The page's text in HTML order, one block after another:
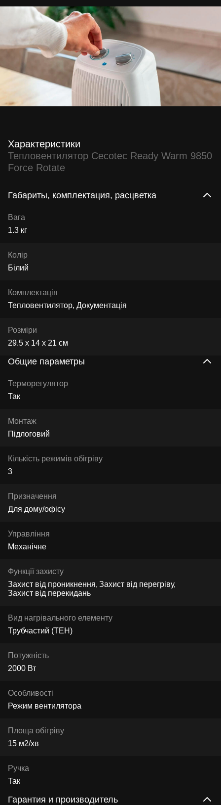
Характеристики
Тепловентилятор Cecotec Ready Warm 9850
Force Rotate
Габариты, комплектация, расцветка
Вага
1.3 кг
Колір
Білий
Комплектація
Тепловентилятор, Документація
Розміри
29.5 х 14 х 21 см
Общие параметры
Терморегулятор
Так
Монтаж
Підлоговий
Кількість режимів обігріву
3
Призначення
Для дому/офісу
Управління
Механічне
Функції захисту
Захист від проникнення Захист від перегріву
Захист від перекидань
Вид нагрівального елементу
Трубчастий (ТЕН)
Потужність
2000 Вт
Особливості
Режим вентилятора
Площа обігріву
15 м2/хв
Ручка
Так
Гарантия и производитель